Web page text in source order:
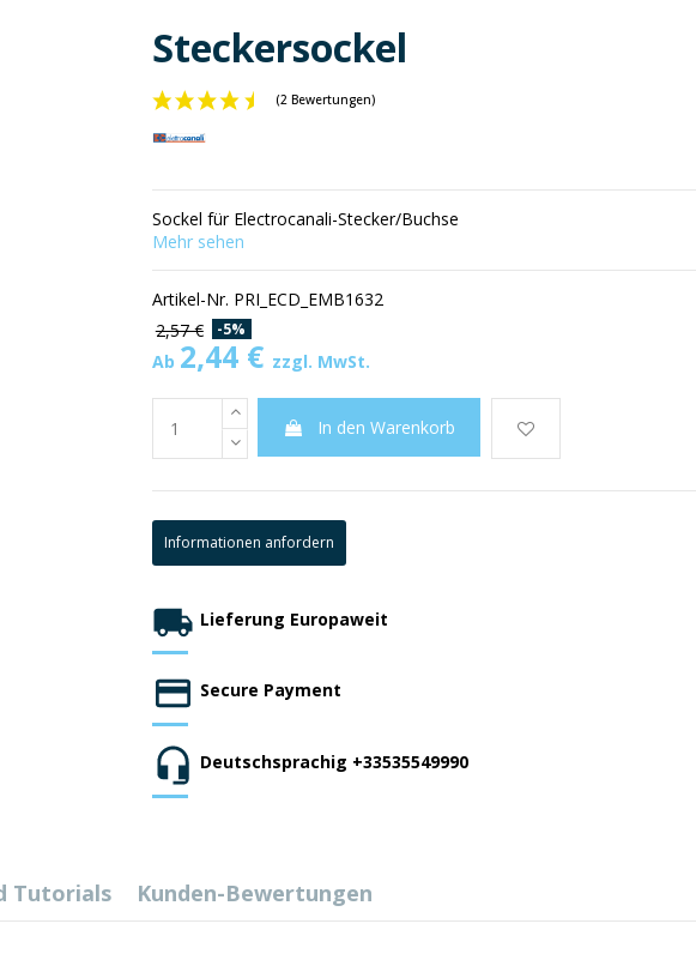
Steckersockel
Sockel für Electrocanali-Stecker/Buchse
Mehr sehen
Artikel-Nr. PRI_ECD_EMB1632
2,57 €
-5%
Ab 2,44 € zzgl. MwSt.
In den Warenkorb
Informationen anfordern
Lieferung Europaweit
Secure Payment
Deutschsprachig +33535549990
Tutorials Kunden-Bewertungen